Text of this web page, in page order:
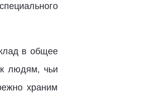
в общее
людям, чьи
храним